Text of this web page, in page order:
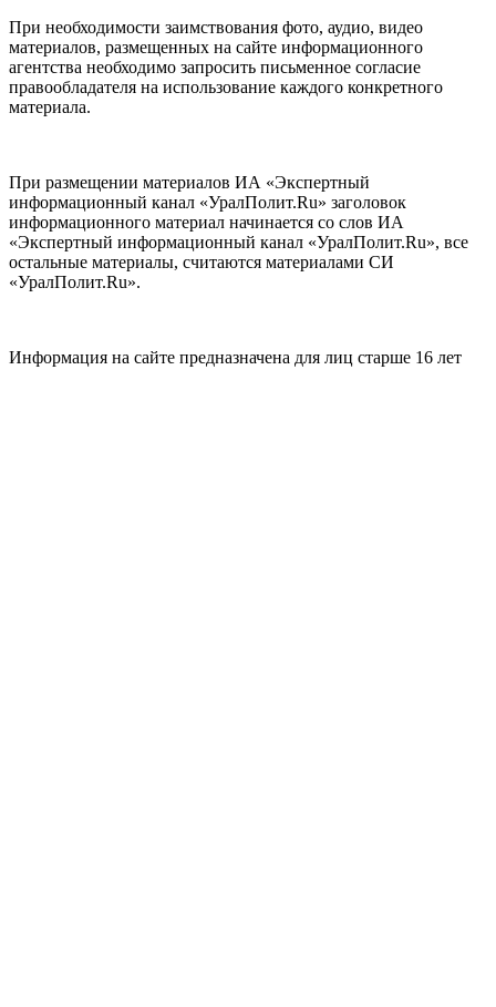
При необходимости заимствования фото, аудио, видео
материалов, размещенных на сайте информационного
агентства необходимо запросить письменное согласие
правообладателя на использование каждого конкретного
материала.
При размещении материалов ИА «Экспертный
информационный канал «УралПолит.Ru» заголовок
информационного материал начинается со слов ИА
«Экспертный информационный канал «УралПолит.Ru», все
остальные материалы, считаются материалами СИ
«УралПолит.Ru».
Информация на сайте предназначена для лиц старше 16 лет